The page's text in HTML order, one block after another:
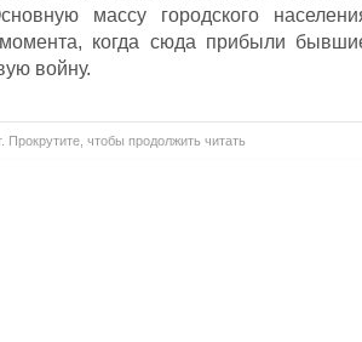
массу городского
когда сюда прибыли
войну.
Прокрутите, чтобы продолжить читать